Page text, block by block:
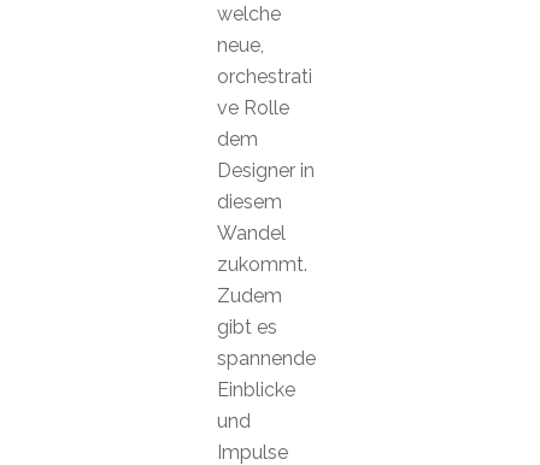
welche
neue,
orchestrati
ve Rolle
dem
Designer in
diesem
Wandel
zukommt.
Zudem
gibt es
spannende
Einblicke
und
Impulse